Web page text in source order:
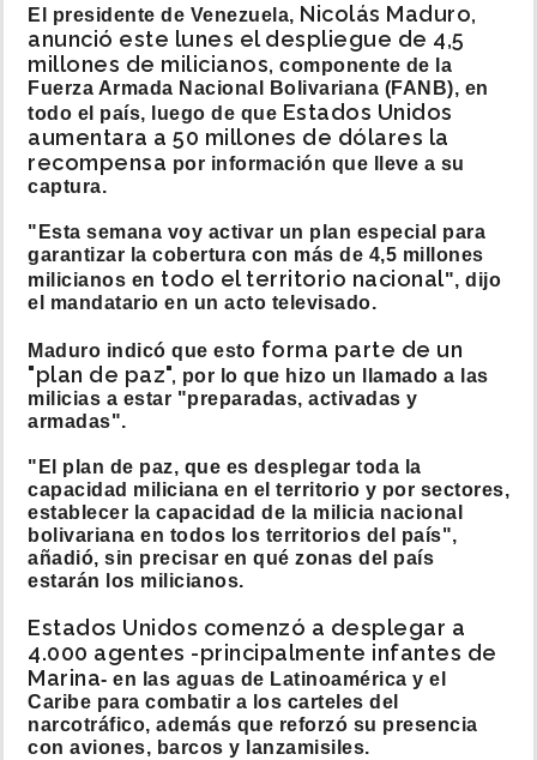
El presidente de Venezuela, Nicolás Maduro,
anunció este lunes el despliegue de 4,5
millones de milicianos, componente de la
Fuerza Armada Nacional Bolivariana (FANB), en
todo el país, luego de que Estados Unidos
aumentara a 50 millones de dólares la
recompensa por información que lleve a su
captura.
"Esta semana voy activar un plan especial para
garantizar la cobertura con más de 4,5 millones
milicianos en todo el territorio nacional", dijo
el mandatario en un acto televisado.
Maduro indicó que esto forma parte de un
"plan de paz", por lo que hizo un llamado a las
milicias a estar "preparadas, activadas y
armadas".
"El plan de paz, que es desplegar toda la
capacidad miliciana en el territorio y por sectores,
establecer la capacidad de la milicia nacional
bolivariana en todos los territorios del país",
añadió, sin precisar en qué zonas del país
estarán los milicianos.
Estados Unidos comenzó a desplegar a
4.000 agentes -principalmente infantes de
Marina- en las aguas de Latinoamérica y el
Caribe para combatir a los carteles del
narcotráfico, además que reforzó su presencia
con aviones, barcos y lanzamisiles.